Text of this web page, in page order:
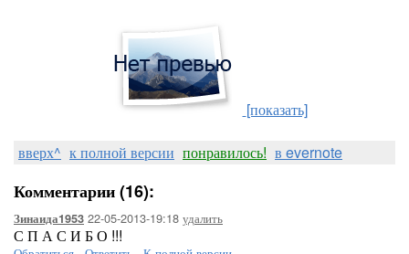
[показать]
вверх^ к полной версии понравилось! в evernote
Комментарии (16):
Зинаида1953 22-05-2013-19:18 удалить
С П А С И Б О !!!